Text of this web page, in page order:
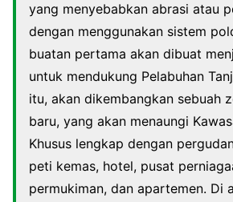
yang menyebabkan abrasi atau
dengan menggunakan sistem
buatan pertama akan dibuat
untuk mendukung Pelabuhan
itu, akan dikembangkan sebuah
baru, yang akan menaungi
Khusus lengkap dengan
peti kemas, hotel, pusat
permukiman, dan apartemen. Di